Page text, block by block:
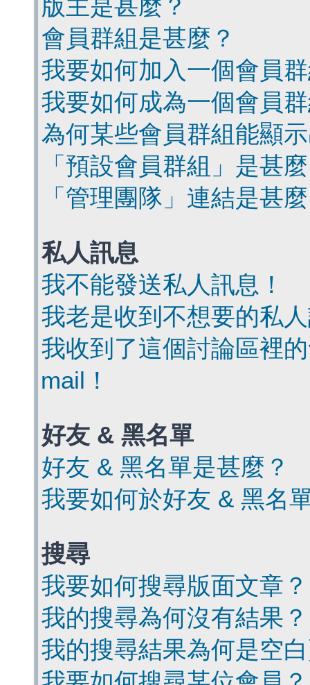
版主是甚麼？
會員群組是甚麼？
我要如何加入一個會員
我要如何成為一個會員
為何某些會員群組能顯
「預設會員群組」是甚
「管理團隊」連結是甚
私人訊息
我不能發送私人訊息！
我老是收到不想要的私
我收到了這個討論區裡
mail！
好友 & 黑名單
好友 & 黑名單是甚麼？
我要如何於好友 & 黑名
搜尋
我要如何搜尋版面文章？
我的搜尋為何沒有結果？
我的搜尋結果為何是空